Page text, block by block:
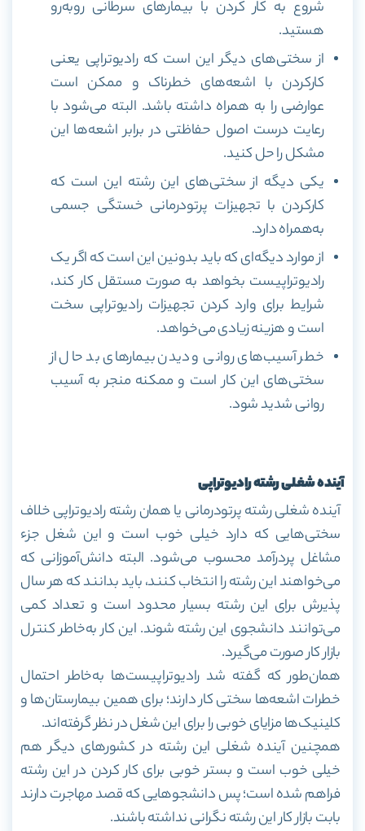
شروع به کار کردن با بیمار‌های سرطانی روبه‌رو
هستید.
از سختی‌های دیگر این است که رادیوتراپی یعنی
کارکردن با اشعه‌های خطرناک و ممکن است
عوارضی را به همراه داشته باشد. البته می‌شود با
رعایت درست اصول حفاظتی در برابر اشعه‌ها این
مشکل را حل کنید.
یکی دیگه از سختی‌های این رشته این است که
کارکردن با تجهیزات پرتودرمانی خستگی جسمی
به‌همراه دارد.
از موارد دیگه‌ای که باید بدونین این است که اگر یک
رادیوتراپیست بخواهد به صورت مستقل کار کند،
شرایط برای وارد کردن تجهیزات رادیوتراپی سخت
است و هزینه زیادی می‌خواهد.
خطر آسیب‌های روانی و دیدن بیمار‌های بد حال از
سختی‌های این کار است و ممکنه منجر به آسیب
روانی شدید شود.
آینده شغلی رشته رادیوتراپی
آینده شغلی رشته پرتودرمانی یا همان رشته رادیوتراپی خلاف
سختی‌هایی که دارد خیلی خوب است و این شغل جزء
مشاغل پردرآمد محسوب می‌شود. البته دانش‌آموزانی که
می‌خواهند این رشته را انتخاب کنند، باید بدانند که هر سال
پذیرش برای این رشته بسیار محدود است و تعداد کمی
می‌توانند دانشجوی این رشته شوند. این کار به‌خاطر کنترل
بازار کار صورت می‌گیرد.
همان‌طور که گفته شد رادیوتراپیست‌ها به‌خاطر احتمال
خطرات اشعه‌ها سختی کار دارند؛ برای همین بیمارستان‌ها و
کلینیک‌ها مزایای خوبی را برای این شغل در نظر گرفته‌اند.
همچنین آینده شغلی این رشته در کشور‌های دیگر هم
خیلی خوب است و بستر خوبی برای کار کردن در این رشته
فراهم شده است؛ پس دانشجو‌هایی که قصد مهاجرت دارند
بابت بازار کار این رشته نگرانی نداشته باشند.